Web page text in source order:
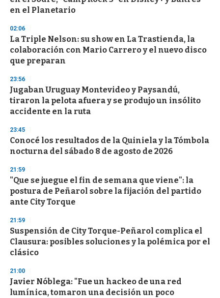
n
en el Planetario
02:06
La Triple Nelson: su show en La Trastienda, la
colaboración con Mario Carrero y el nuevo disco
que preparan
23:56
Jugaban Uruguay Montevideo y Paysandú,
tiraron la pelota afuera y se produjo un insólito
accidente en la ruta
23:45
Conocé los resultados de la Quiniela y la Tómbola
nocturna del sábado 8 de agosto de 2026
21:59
"Que se juegue el fin de semana que viene": la
postura de Peñarol sobre la fijación del partido
ante City Torque
21:59
Suspensión de City Torque-Peñarol complica el
Clausura: posibles soluciones y la polémica por el
clásico
21:00
Javier Nóblega: "Fue un hackeo de una red
lumínica, tomaron una decisión un poco